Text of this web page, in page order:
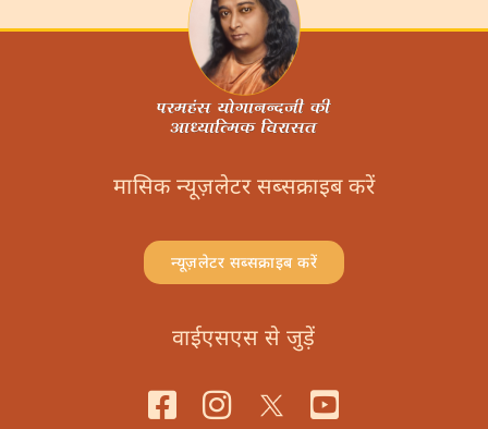
मासिक न्यूज़लेटर सब्सक्राइब करें
न्यूज़लेटर सब्सक्राइब करें
वाईएसएस से जुड़ें